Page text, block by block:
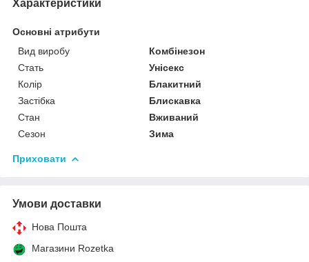
Характеристики
Основні атрибути
Вид виробу
Комбінезон
Стать
Унісекс
Колір
Блакитний
Застібка
Блискавка
Стан
Вживаний
Сезон
Зима
Приховати
Умови доставки
Нова Пошта
Магазини Rozetka